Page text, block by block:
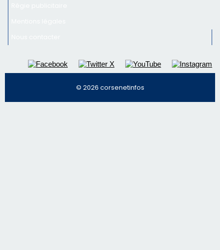
nos meilleurs articles